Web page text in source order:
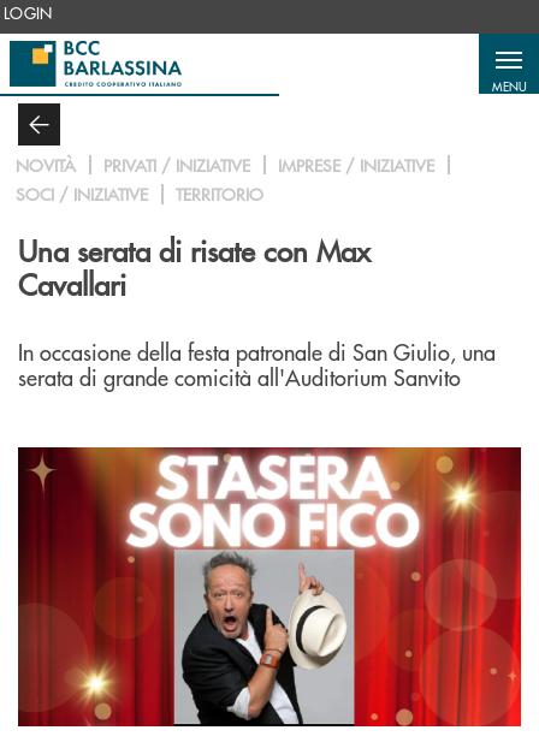
Salta al contenuto principale
LOGIN
MENU
NOVITÀ PRIVATI / INIZIATIVE
IMPRESE / INIZIATIVE
SOCI / INIZIATIVE
TERRITORIO
Una serata di risate con Max
Cavallari
In occasione della festa patronale di San Giulio, una
serata di grande comicità all'Auditorium Sanvito